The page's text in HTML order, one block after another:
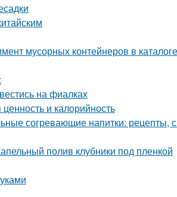
мусорных контейнеров в
на фиалках
и калорийность
согревающие напитки: рецепты,
полив клубники под пленкой